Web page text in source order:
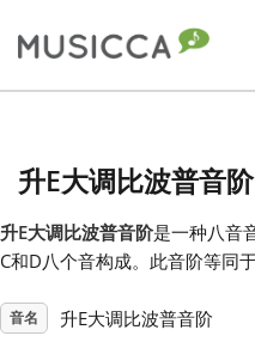
Български
Dansk
升E大调比波普音阶
升E大调比波普音阶是一种八音
C和D八个音构成。此音阶等同
音名 升E大调比波普音阶